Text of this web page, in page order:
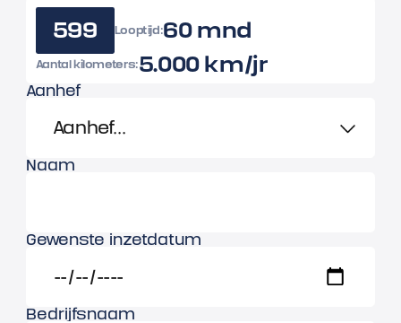
599 Looptijd:60 mnd
Aantal kilometers:5.000 km/jr
Aanhef
Naam
Gewenste inzetdatum
Bedrijfsnaam